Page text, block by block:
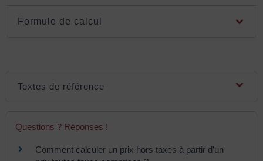
Formule de calcul
Textes de référence
Questions ? Réponses !
Comment calculer un prix hors taxes à partir d'un